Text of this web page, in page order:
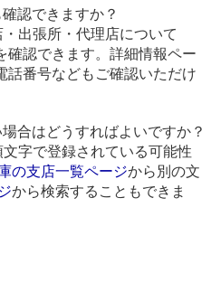
認できますか？
出張所・代理店について
確認できます。詳細情報ペー
話番号などもご確認いただけ
合はどうすればよいですか？
字で登録されている可能性
の支店一覧ページから別の文
から検索することもできま